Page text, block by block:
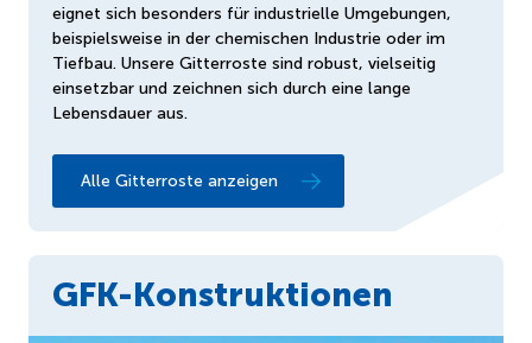
eignet sich besonders für industrielle Umgebungen,
beispielsweise in der chemischen Industrie oder im
Tiefbau. Unsere Gitterroste sind robust, vielseitig
einsetzbar und zeichnen sich durch eine lange
Lebensdauer aus.
Alle Gitterroste anzeigen
GFK-Konstruktionen